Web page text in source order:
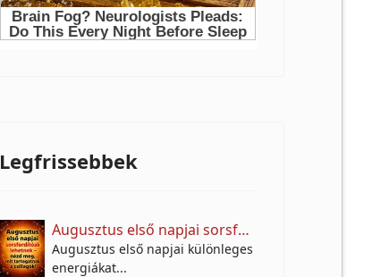
Legfrissebbek
Augusztus első napjai sorsfordítóak lehetnek – nézd meg, mit tartogatnak a csillagok!
Augusztus első napjai különleges
energiákat...